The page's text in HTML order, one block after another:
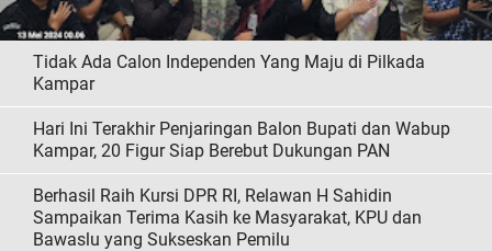
Tidak Ada Calon Independen Yang Maju di Pilkada
Kampar
Hari Ini Terakhir Penjaringan Balon Bupati dan Wabup
Kampar, 20 Figur Siap Berebut Dukungan PAN
Berhasil Raih Kursi DPR RI, Relawan H Sahidin
Sampaikan Terima Kasih ke Masyarakat, KPU dan
Bawaslu yang Sukseskan Pemilu